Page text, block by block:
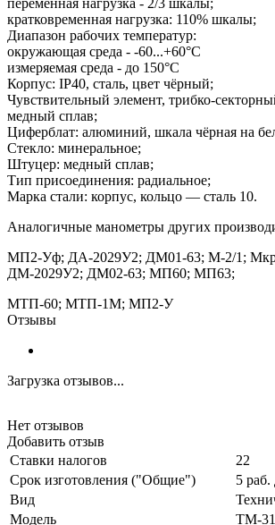
кратковременная нагрузка: 110% шкалы;
Диапазон рабочих температур:
окружающая среда - -60...+60°С
измеряемая среда - до 150°С
Корпус: IP40, сталь, цвет чёрный;
Чувствительный элемент, трибко-
медный сплав;
Циферблат: алюминий, шкала чёрная на
Стекло: минеральное;
Штуцер: медный сплав;
Тип присоединения: радиальное;
Марка стали: корпус, кольцо — сталь 10.
Аналогичные манометры других
МП2-Уф; ДА-2029У2; ДМ01-63; М-2/1;
ДМ-2029У2; ДМ02-63; МП60; МП63;
МТП-60; МТП-1М; МП2-У
Отзывы
Загрузка отзывов...
Нет отзывов
Добавить отзыв
Ставки налогов
22
Срок изготовления ("Общие")
5 раб.
Вид
Модель
ТМ-